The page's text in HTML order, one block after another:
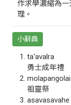
作求學濃縮為一
理。
小辭典
ta‘avalra
勇士成年禮
molapangolai
祖靈祭
asavasavahe